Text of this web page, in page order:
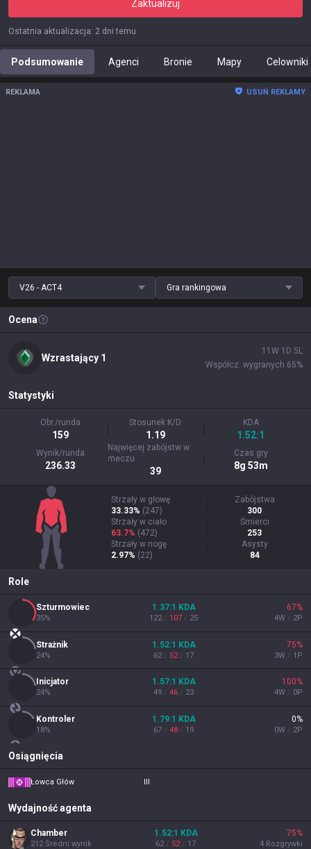
Zaktualizuj
Ostatnia aktualizacja: 2 dni temu
Podsumowanie Agenci Bronie Mapy Celowniki
REKLAMA USUŃ REKLAMY
V26 - ACT4 Gra rankingowa
Ocena
Wzrastający 1
11 W 1 D 5 L
Współcz. wygranych 65%
Statystyki
Obr./runda
159
Stosunek K/D
1.19
KDA
1.52:1
Wynik/runda
236.33
Najwięcej zabójstw w
meczu
39
Czas gry
8g 53m
Strzały w głowę
33.33% (247)
Zabójstwa
300
Strzały w ciało
63.7% (472)
Śmierci
253
Strzały w nogę
2.97% (22)
Asysty
84
Role
Szturmowiec
35%
1.37:1 KDA
122 / 107 / 25
67%
4W / 2P
Strażnik
24%
1.52:1 KDA
62 / 52/ 17
75%
3W / 1 P
Inicjator
24%
1.57:1 KDA
49 / 46 / 23
100%
4W / 0P
Kontroler
18%
1.79:1 KDA
67 / 48 / 19
0%
0W / 2P
Osiągnięcia
Łowca Głów III
Wydajność agenta
Chamber
212 Średni wynik
1.52:1 KDA
62 / 52 / 17
75%
4 Rozgrywki